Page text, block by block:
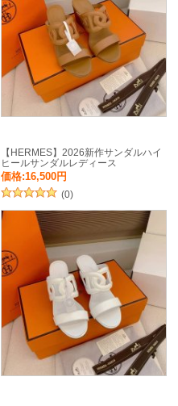
【HERMES】2026新作サンダルハイ
ヒールサンダルレディース
価格:16,500円
(0)